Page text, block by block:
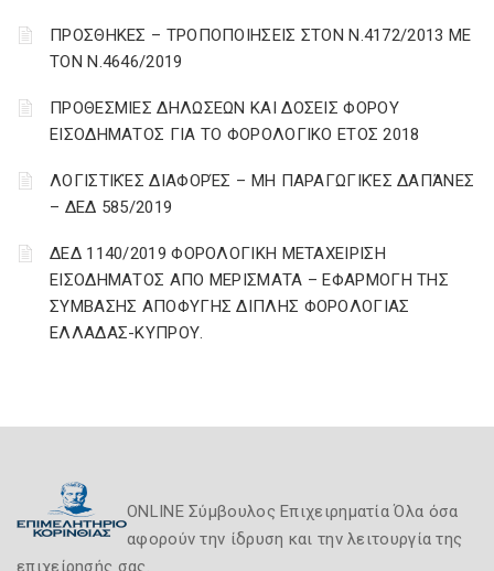
ΠΡΟΣΘΗΚΕΣ – ΤΡΟΠΟΠΟΙΗΣΕΙΣ ΣΤΟΝ Ν.4172/2013 ΜΕ
ΤΟΝ Ν.4646/2019
ΠΡΟΘΕΣΜΙΕΣ ΔΗΛΩΣΕΩΝ ΚΑΙ ΔΟΣΕΙΣ ΦΟΡΟΥ
ΕΙΣΟΔΗΜΑΤΟΣ ΓΙΑ ΤΟ ΦΟΡΟΛΟΓΙΚΟ ΕΤΟΣ 2018
ΛΟΓΙΣΤΙΚΈΣ ΔΙΑΦΟΡΈΣ – ΜΗ ΠΑΡΑΓΩΓΙΚΈΣ ΔΑΠΆΝΕΣ
– ΔΕΔ 585/2019
ΔΕΔ 1140/2019 ΦΟΡΟΛΟΓΙΚΗ ΜΕΤΑΧΕΙΡΙΣΗ
ΕΙΣΟΔΗΜΑΤΟΣ ΑΠΟ ΜΕΡΙΣΜΑΤΑ – ΕΦΑΡΜΟΓΗ ΤΗΣ
ΣΥΜΒΑΣΗΣ ΑΠΟΦΥΓΗΣ ΔΙΠΛΗΣ ΦΟΡΟΛΟΓΙΑΣ
ΕΛΛΑΔΑΣ-ΚΥΠΡΟΥ.
ONLINE Σύμβουλος Επιχειρηματία Όλα όσα
αφορούν την ίδρυση και την λειτουργία της
επιχείρησής σας.